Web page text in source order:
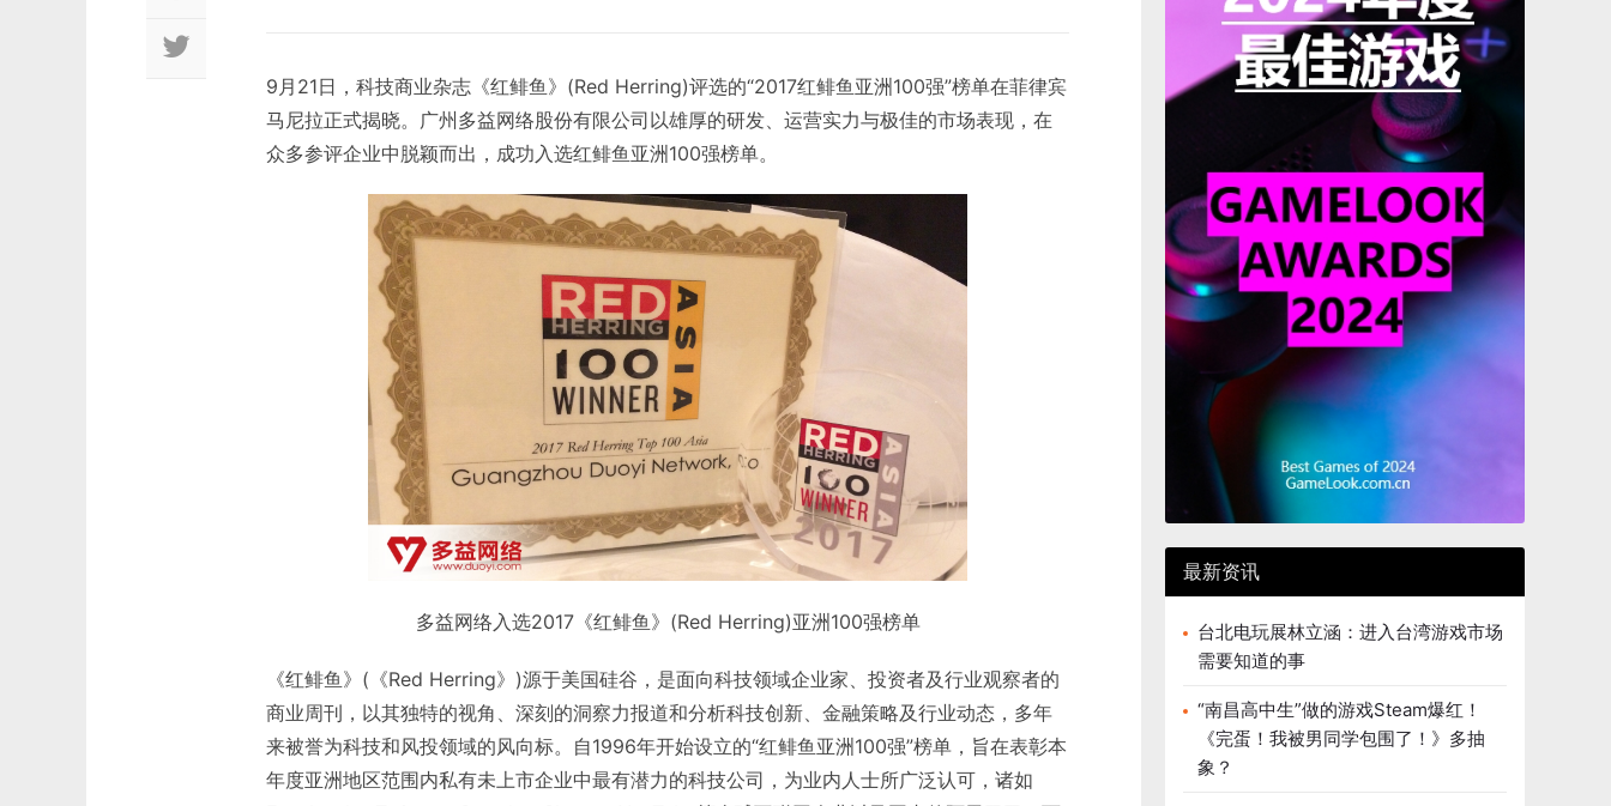
9月21日，科技商业杂志《红鲱鱼》(Red Herring)评选的“2017红鲱鱼亚洲100强”榜单在菲律宾
马尼拉正式揭晓。广州多益网络股份有限公司以雄厚的研发、运营实力与极佳的市场表现，在
众多参评企业中脱颖而出，成功入选红鲱鱼亚洲100强榜单。
多益网络入选2017《红鲱鱼》(Red Herring)亚洲100强榜单
《红鲱鱼》(《Red Herring》)源于美国硅谷，是面向科技领域企业家、投资者及行业观察者的
商业周刊，以其独特的视角、深刻的洞察力报道和分析科技创新、金融策略及行业动态，多年
来被誉为科技和风投领域的风向标。自1996年开始设立的“红鲱鱼亚洲100强”榜单，旨在表彰本
年度亚洲地区范围内私有未上市企业中最有潜力的科技公司，为业内人士所广泛认可，诸如
最新资讯
台北电玩展林立涵：进入台湾游戏市场
需要知道的事
“南昌高中生”做的游戏Steam爆红！
《完蛋！我被男同学包围了！》多抽
象？